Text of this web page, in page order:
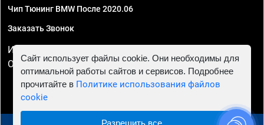
Чип Тюнинг BMW После 2020.06
Заказать Звонок
ИП Смирнов Георгий Павлович. ИНН 781302555843,
ОГРНИП 324470400032610
Сайт использует файлы cookie. Они необходимы для
оптимальной работы сайтов и сервисов. Подробнее
прочитайте в Политике использования файлов
cookie
Разрешить все